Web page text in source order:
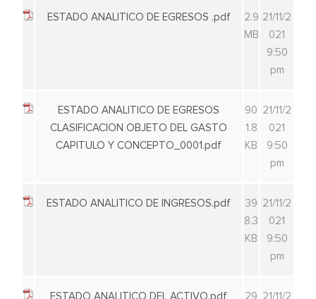
ESTADO ANALITICO DE EGRESOS .pdf
2.9
MB
21/11/2
021
9:50
pm
ESTADO ANALITICO DE EGRESOS
CLASIFICACION OBJETO DEL GASTO
CAPITULO Y CONCEPTO_0001.pdf
90
1.8
KB
21/11/2
021
9:50
pm
ESTADO ANALITICO DE INGRESOS.pdf
39
8.3
KB
21/11/2
021
9:50
pm
ESTADO ANALITICO DEL ACTIVO.pdf
29 21/11/2